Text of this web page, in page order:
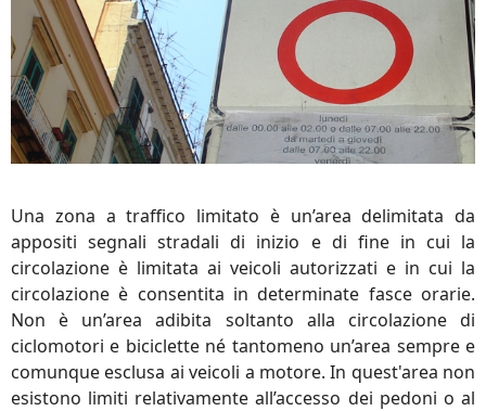
Una zona a traffico limitato è un’area delimitata da
appositi segnali stradali di inizio e di fine in cui la
circolazione è limitata ai veicoli autorizzati e in cui la
circolazione è consentita in determinate fasce orarie.
Non è un’area adibita soltanto alla circolazione di
ciclomotori e biciclette né tantomeno un’area sempre e
comunque esclusa ai veicoli a motore. In quest'area non
esistono limiti relativamente all’accesso dei pedoni o al